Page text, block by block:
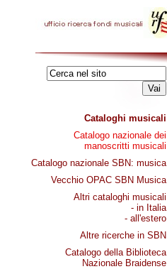
Cataloghi musicali
Catalogo nazionale dei
manoscritti musicali
Catalogo nazionale SBN: musica
Vecchio OPAC SBN Musica
Altri cataloghi musicali
- in Italia
- all'estero
Altre ricerche in SBN
Catalogo della Biblioteca
Nazionale Braidense